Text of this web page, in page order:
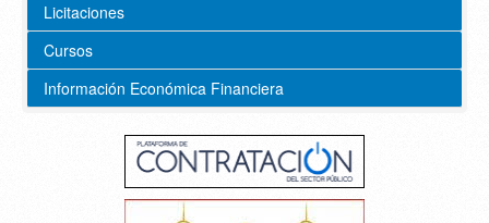
Licitaciones
Cursos
Información Económica Financiera